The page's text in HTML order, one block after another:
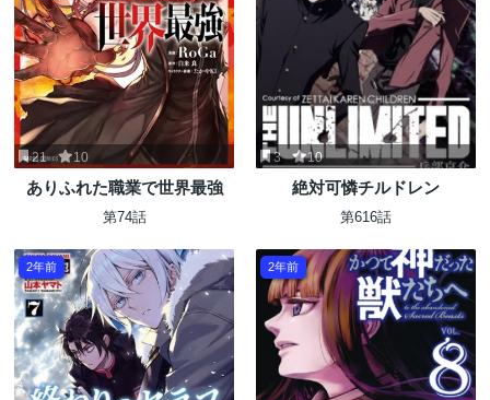
21 10
ありふれた職業で世界最強
第74話
3 10
絶対可憐チルドレン
第616話
2年前 2年前